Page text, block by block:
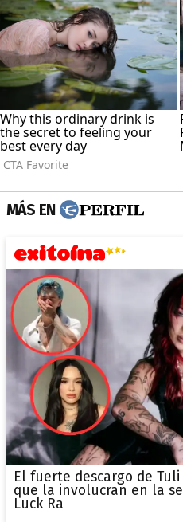
MÁS EN
El fuerte descargo de
que la involucran en la
Luck Ra